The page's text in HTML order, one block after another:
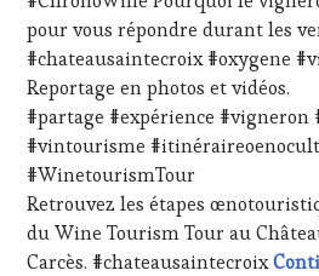
TOURISM
TOUR
MOVIE
WINETASTINGVOUCHER.COM
HAUTE
GASTRONOMIE
FRANÇAISE,
FAMOUS
HOST,
GUEST
INVITATIONS
&
DÉGUSTATIONS,
WINE
TASTING
pour vous répondre durant les
#chateausaintecroix #oxygene
Reportage en photos et vidéos.
#partage #expérience #vigneron
#vintourisme
#WinetourismTour
Retrouvez les étapes
du Wine Tourism Tour au
Carcès. #chateausaintecroix